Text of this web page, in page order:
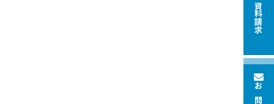
資料請求